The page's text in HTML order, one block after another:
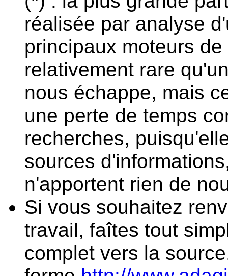
réalisée par analyse
principaux moteurs
relativement rare
nous échappe, mais
une perte de temps
recherches,
sources
n'apportent rien de
Si vous souhaitez
travail, faîtes tout
complet vers la